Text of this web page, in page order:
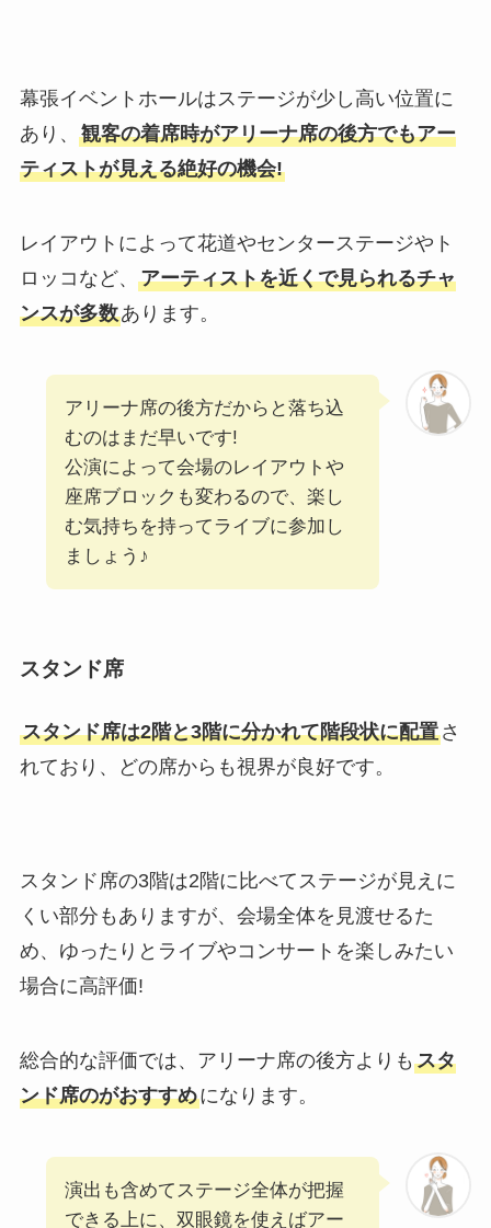
幕張イベントホールはステージが少し高い位置に
あり、 観客の着席時がアリーナ席の後方でもアー
ティストが見える絶好の機会!
レイアウトによって花道やセンターステージやト
ロッコなど、 アーティストを近くで見られるチャ
ンスが多数あります。
アリーナ席の後方だからと落ち込
むのはまだ早いです!
公演によって会場のレイアウトや
座席ブロックも変わるので、楽し
む気持ちを持ってライブに参加し
ましょう♪
スタンド席
スタンド席は2階と3階に分かれて階段状に配置さ
れており、どの席からも視界が良好です。
スタンド席の3階は2階に比べてステージが見えに
くい部分もありますが、会場全体を見渡せるた
め、ゆったりとライブやコンサートを楽しみたい
場合に高評価!
総合的な評価では、アリーナ席の後方よりも スタ
ンド席のがおすすめになります。
演出も含めてステージ全体が把握
できる上に、双眼鏡を使えばアー